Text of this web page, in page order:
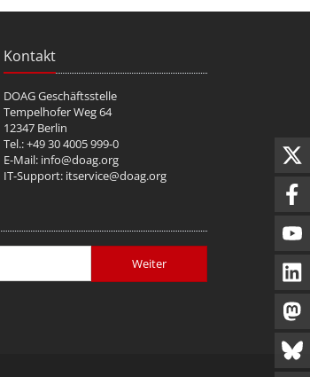
Kontakt
DOAG Geschäftsstelle
Tempelhofer Weg 64
12347 Berlin
Tel.: +49 30 4005 999-0
E-Mail: info@doag.org
IT-Support: itservice@doag.org
Weiter